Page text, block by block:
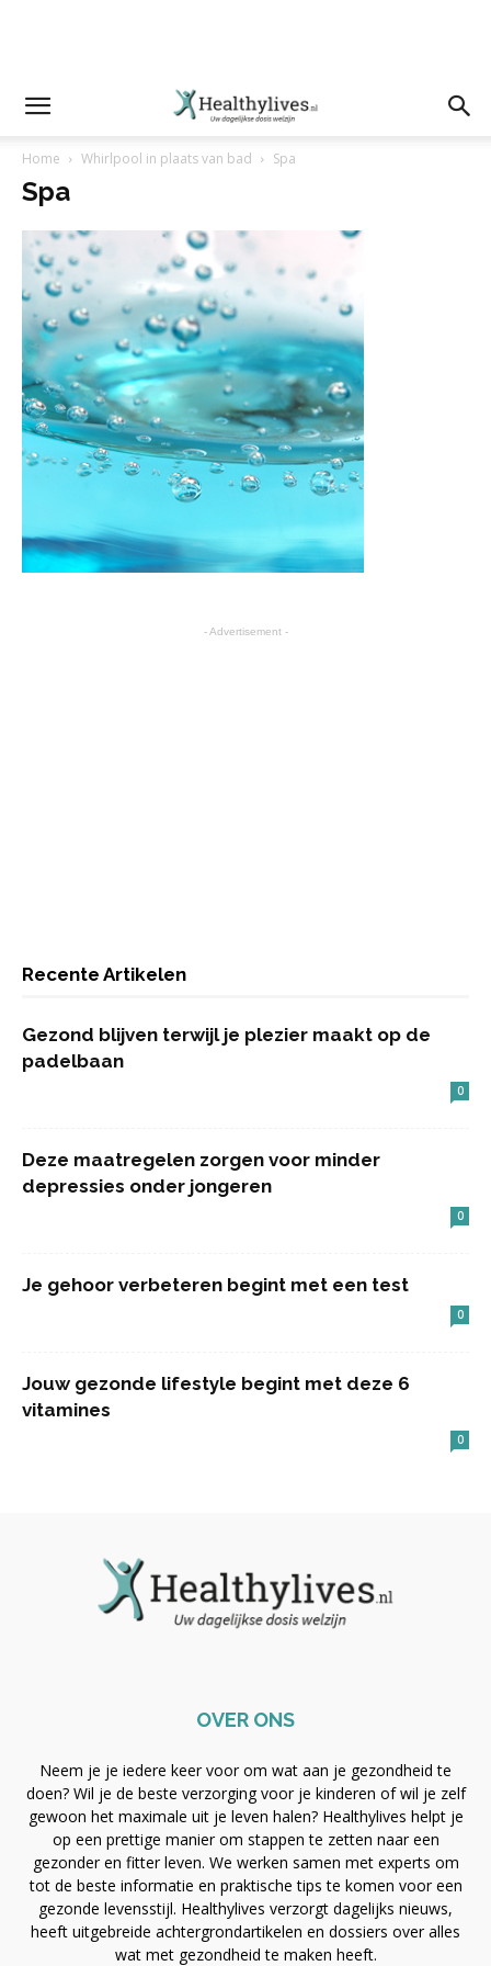
Home Whirlpool in plaats van bad Spa
Spa
- Advertisement -
Recente Artikelen
Gezond blijven terwijl je plezier maakt op de
padelbaan
0
Deze maatregelen zorgen voor minder
depressies onder jongeren
0
Je gehoor verbeteren begint met een test
0
Jouw gezonde lifestyle begint met deze 6
vitamines
0
OVER ONS
Neem je je iedere keer voor om wat aan je gezondheid te
doen? Wil je de beste verzorging voor je kinderen of wil je zelf
gewoon het maximale uit je leven halen? Healthylives helpt je
op een prettige manier om stappen te zetten naar een
gezonder en fitter leven. We werken samen met experts om
tot de beste informatie en praktische tips te komen voor een
gezonde levensstijl. Healthylives verzorgt dagelijks nieuws,
heeft uitgebreide achtergrondartikelen en dossiers over alles
wat met gezondheid te maken heeft.